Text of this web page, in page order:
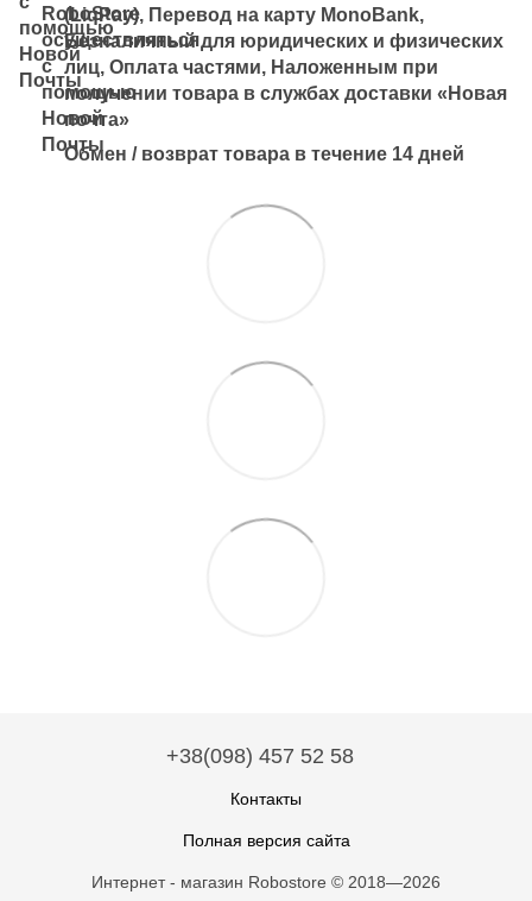
(LiqPay), Перевод на карту MonoBank,
Безналичный для юридических и физических
лиц, Оплата частями, Наложенным при
получении товара в службах доставки «Новая
почта»
Обмен / возврат товара в течение 14 дней
+38(098) 457 52 58
Контакты
Полная версия сайта
Интернет - магазин Robostore © 2018—2026